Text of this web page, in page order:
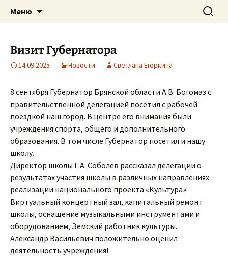
Трубчевская детская школа
искусств
им. А. Вяльцевой
Меню Найти:
Визит Губернатора
14.09.2025 Новости Светлана Егоркина
8 сентября Губернатор Брянской области А.В. Богомаз с
правительственной делегацией посетил с рабочей
поездкой наш город. В центре его внимания были
учреждения спорта, общего и дополнительного
образования. В том числе Губернатор посетил и нашу
школу.
Директор школы Г.А. Соболев рассказал делегации о
результатах участия школы в различных направлениях
реализации национального проекта «Культура»:
Виртуальный концертный зал, капитальный ремонт
школы, оснащение музыкальными инструментами и
оборудованием, Земский работник культуры.
Александр Васильевич положительно оценил
деятельность учреждения!